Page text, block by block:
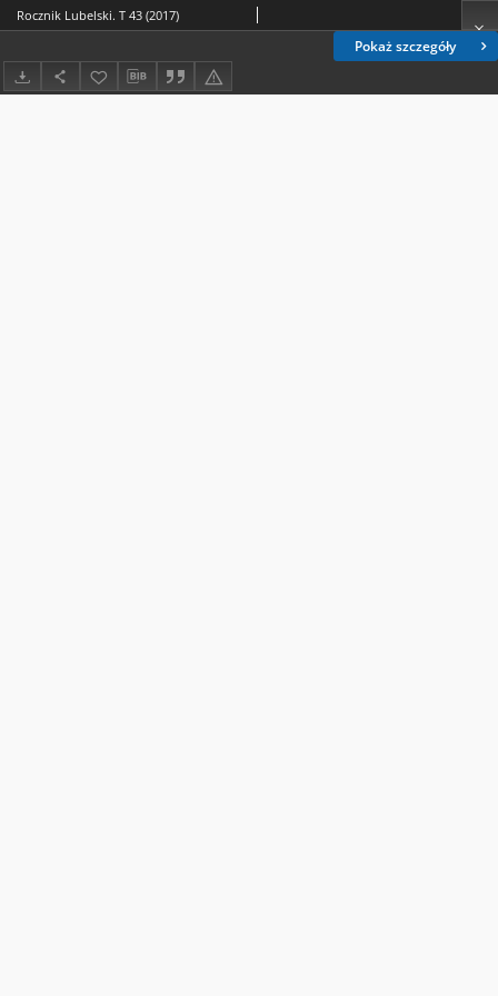
Pokaż szczegóły
Rocznik Lubelski. T 43 (2017)